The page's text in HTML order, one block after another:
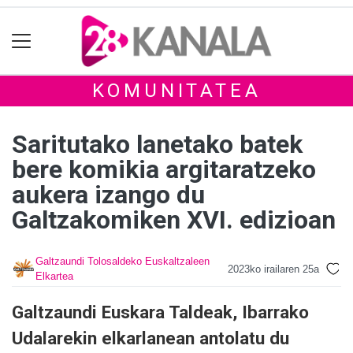
KOMUNITATEA
Saritutako lanetako batek
bere komikia argitaratzeko
aukera izango du
Galtzakomiken XVI. edizioan
Galtzaundi Tolosaldeko Euskaltzaleen
Elkartea
2023ko irailaren 25a
Galtzaundi Euskara Taldeak, Ibarrako
Udalarekin elkarlanean antolatu du